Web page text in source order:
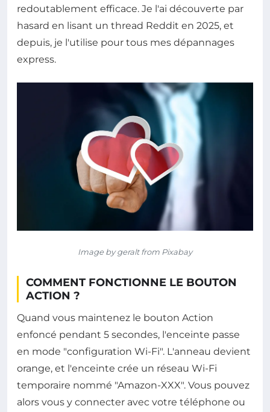
redoutablement efficace. Je l'ai découverte par
hasard en lisant un thread Reddit en 2025, et
depuis, je l'utilise pour tous mes dépannages
express.
Image by geralt from Pixabay
COMMENT FONCTIONNE LE BOUTON
ACTION ?
Quand vous maintenez le bouton Action
enfoncé pendant 5 secondes, l'enceinte passe
en mode "configuration Wi-Fi". L'anneau devient
orange, et l'enceinte crée un réseau Wi-Fi
temporaire nommé "Amazon-XXX". Vous pouvez
alors vous y connecter avec votre téléphone ou